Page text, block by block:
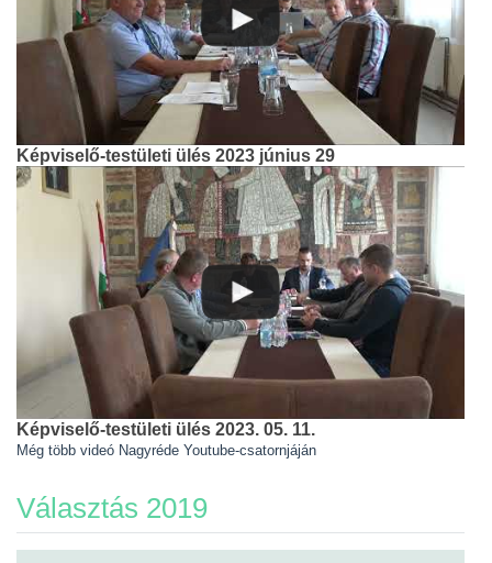
Képviselő-testületi ülés 2023 június 29
Képviselő-testületi ülés 2023. 05. 11.
Még több videó Nagyréde Youtube-csatornjáján
Választás 2019